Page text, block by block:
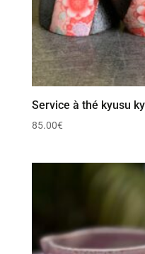
Service à thé kyusu
85.00€